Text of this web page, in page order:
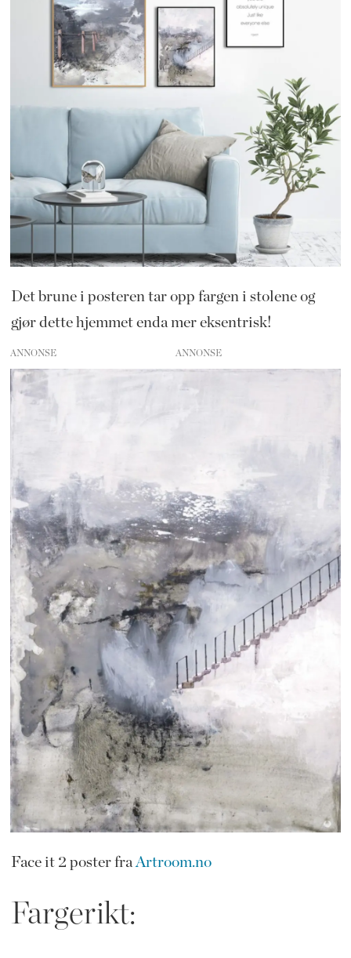
Det brune i posteren tar opp fargen i stolene og
gjør dette hjemmet enda mer eksentrisk!
ANNONSE
Face it 2 poster fraArtroom.no
Fargerikt: